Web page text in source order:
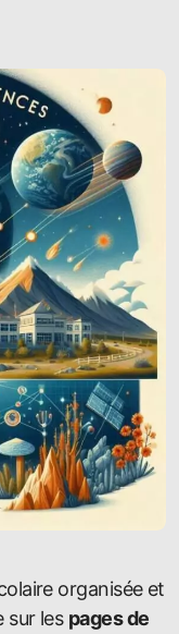
sur les pages de